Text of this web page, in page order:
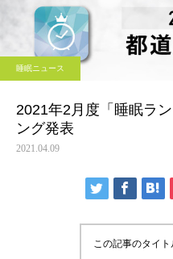
ウンセリング
未分類
保護中: コース
睡眠ニュース
2021年2月度「睡眠ラ
ング発表
2021.04.09
この記事のタイ